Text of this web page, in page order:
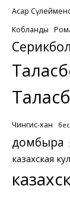
Асқар
Кобланды
Чингис-хан
домбыра
казахская